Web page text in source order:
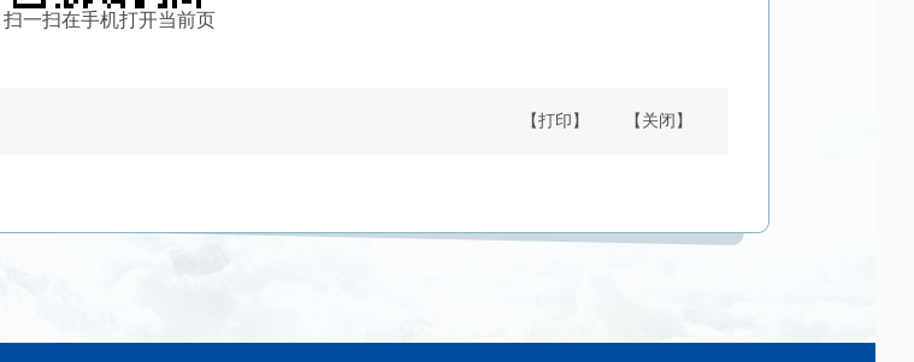
扫一扫在手机打开当前页
【打印】 【关闭】